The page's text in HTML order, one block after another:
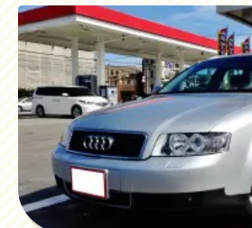
さい！フリーダイヤル 0120-505-
とにしましたと前オーナー様。ど
ーカーズさんにとうれしいお言葉
た方がいいですとか、今ならいくら
売りましょうとか、オーナーをたた
が主流のこの業界、オーナーの気持
で、すぐに買わないやり方は買取
ダメななやり方かもしれませんが
カーズらしさなんで、それが少しで
られると嬉しいですよね。もちろん